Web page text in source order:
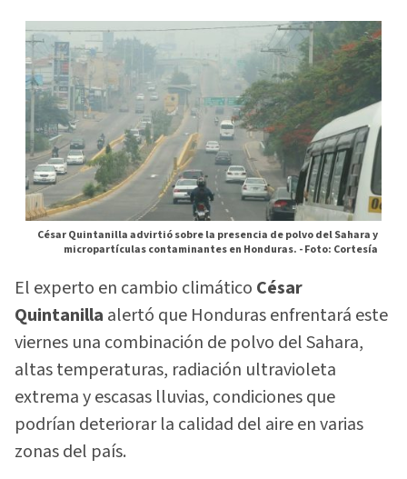
César Quintanilla advirtió sobre la presencia de polvo del Sahara y
micropartículas contaminantes en Honduras. -Foto: Cortesía
El experto en cambio climático César
Quintanilla alertó que Honduras enfrentará este
viernes una combinación de polvo del Sahara,
altas temperaturas, radiación ultravioleta
extrema y escasas lluvias, condiciones que
podrían deteriorar la calidad del aire en varias
zonas del país.